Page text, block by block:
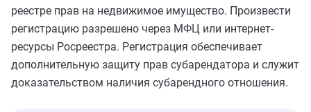
реестре прав на недвижимое имущество. Произвести
регистрацию разрешено через МФЦ или интернет-
ресурсы Росреестра. Регистрация обеспечивает
дополнительную защиту прав субарендатора и служит
доказательством наличия субарендного отношения.